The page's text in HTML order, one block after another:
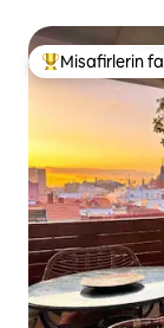
Misafirlerin
Misafirlerin